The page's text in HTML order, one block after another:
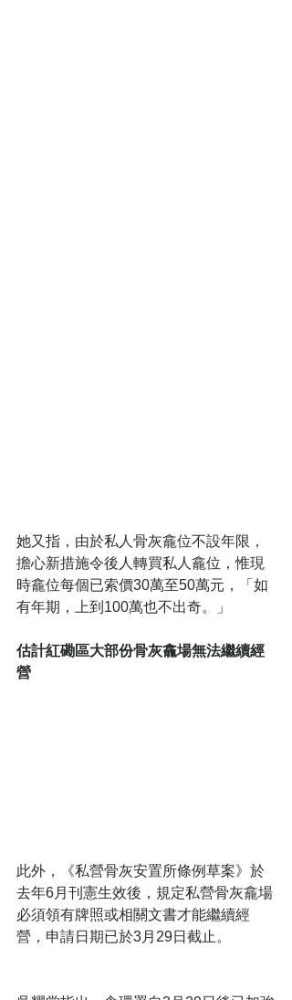
她又指，由於私人骨灰龕位不設年限，
擔心新措施令後人轉買私人龕位，惟現
時龕位每個已索價30萬至50萬元，「如
有年期，上到100萬也不出奇。」
估計紅磡區大部份骨灰龕場無法繼續經
營
此外，《私營骨灰安置所條例草案》於
去年6月刊憲生效後，規定私營骨灰龕場
必須領有牌照或相關文書才能繼續經
營，申請日期已於3月29日截止。